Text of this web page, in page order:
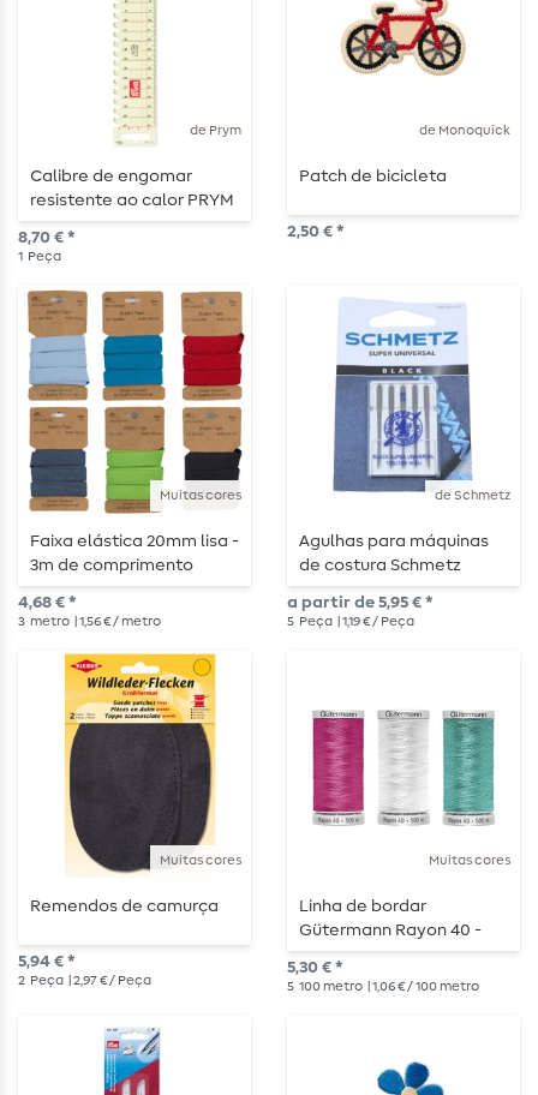
de Prym
Calibre de engomar
resistente ao calor PRYM
- 4,5 x 21cm
8,70 € *
1 Peça
de Monoquick
Patch de bicicleta
2,50 € *
Muitas cores
Faixa elástica 20mm lisa -
3m de comprimento
4,68 € *
3 metro | 1,56 € / metro
de Schmetz
Agulhas para máquinas
de costura Schmetz
Black Super Universal
a partir de 5,95 € *
5 Peça | 1,19 € / Peça
Muitas cores
Remendos de camurça
5,94 € *
2 Peça | 2,97 € / Peça
Muitas cores
Linha de bordar
Gütermann Rayon 40 -
500m
5,30 € *
5 100 metro | 1,06 € / 100 metro